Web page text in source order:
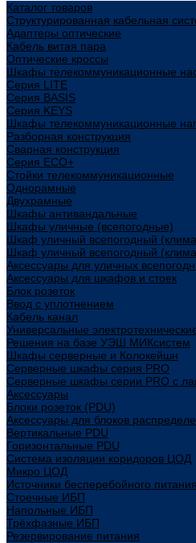
Каталог товаров
Структурированная кабельная
Адаптеры оптические
Кабель витая пара
Оптические кроссы
Шкафы телекоммуникационные
Cерия LITE
Cерия BASIS
Cерия KEYS
Шкафы телекоммуникационные
Разборная конструкция
Сварная конструкция
Серия ECO+
Стойки телекоммуникационные
Однорамные
Двухрамные
Шкафы антивандальные
Шкафы уличные (всепогодные)
Шкаф уличный всепогодный
Шкаф уличный всепогодный
Аксессуары для уличных
Аксессуары для шкафов и стоек
Блок розеток
Ввод с уплотнением
Кабель канал
Универсальные
Решения на базе УЭШ МИКсистем
Шкафы серверные и Колокейшн
Серверные шкафы серия PRO
Серверные шкафы серии PRO с
Аксессуары
Блоки розеток (PDU)
Аксессуары для блоков
Вертикальные PDU
Горизонтальные PDU
Система изоляции коридоров ЦОД
Микро ЦОД
Источники бесперебойного питания
Стоечные ИБП
Напольные ИБП
Трёхфазные ИБП
Резервирование питания